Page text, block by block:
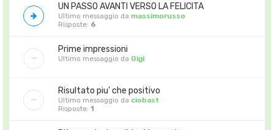
UN PASSO AVANTI VERSO LA FELICITA
Ultimo messaggio da massimorusso
Risposte: 6
Prime impressioni
Ultimo messaggio da Gigi
Risultato piu' che positivo
Ultimo messaggio da ciobast
Risposte: 1